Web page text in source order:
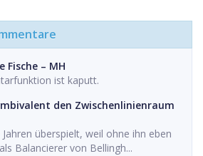
Fische – MH
ist kaputt.
den Zwischenlinienraum
überspielt, weil ohne ihn eben
Balancierer von Bellingh...